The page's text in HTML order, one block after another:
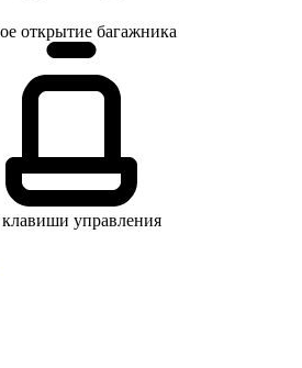
открытие багажника
управления